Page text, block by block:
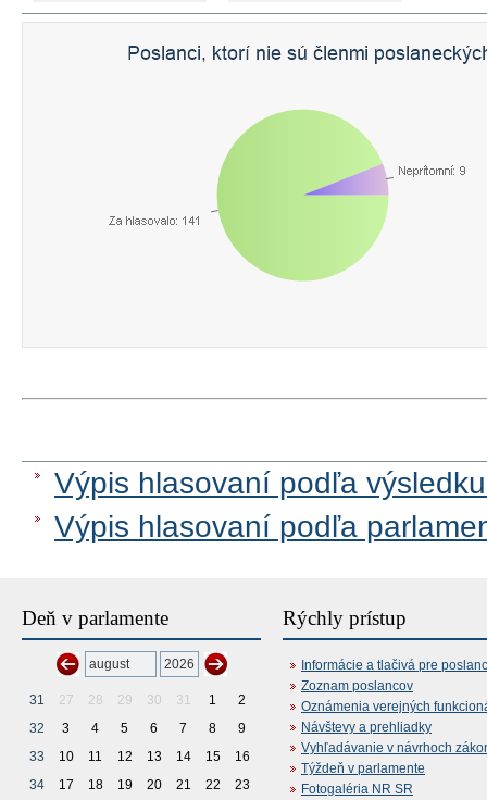
Výpis hlasovaní podľa
Výpis hlasovaní podľa
Deň v parlamente
31 27 28 29 30 31 1
2
32
3 4 5 6 7 8
9
33
10 11 12 13 14 15
16
34
17 18 19 20 21 22
23
Rýchly prístup
Informácie a tlačivá pre
Zoznam poslancov
Oznámenia verejných
Návštevy a prehliadky
Vyhľadávanie v návrhoch
Týždeň v parlamente
Fotogaléria NR SR